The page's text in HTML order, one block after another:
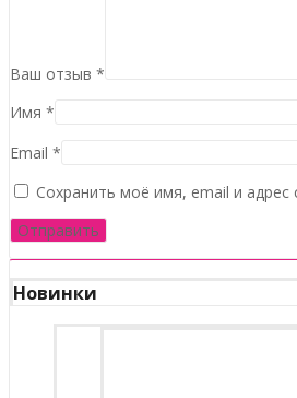
Ваш отзыв *
Имя *
Email *
Сохранить моё имя, email и
Новинки